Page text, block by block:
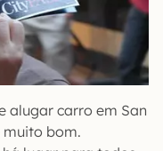
alugar carro em San
muito bom.